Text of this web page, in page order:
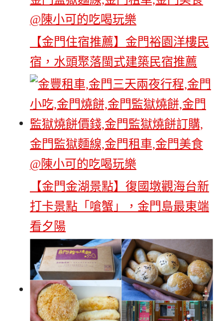
【金門住宿推薦】金門裕園洋樓民
宿，水頭聚落閩式建築民宿推薦
【金門金湖景點】復國墩觀海台新
打卡景點「嗆蟹」，金門島最東端
看夕陽